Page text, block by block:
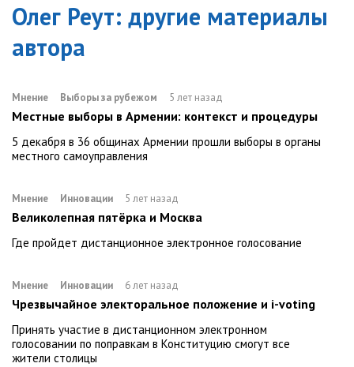
Олег Реут: другие материалы
автора
Мнение Выборы за рубежом 5 лет назад
Местные выборы в Армении: контекст и процедуры
5 декабря в 36 общинах Армении прошли выборы в органы
местного самоуправления
Мнение Инновации 5 лет назад
Великолепная пятёрка и Москва
Где пройдет дистанционное электронное голосование
Мнение Инновации 6 лет назад
Чрезвычайное электоральное положение и i-voting
Принять участие в дистанционном электронном
голосовании по поправкам в Конституцию смогут все
жители столицы